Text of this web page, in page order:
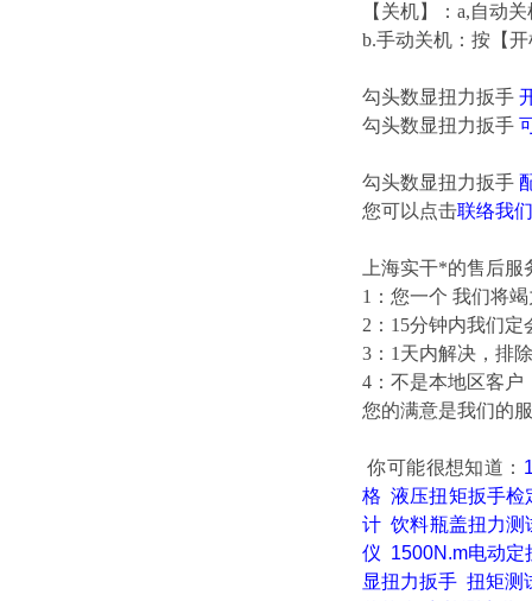
【关机】：a,自动
b.手动关机：按【
勾头数显扭力扳手
勾头数显扭力扳手
勾头数显扭力扳手
您可以点击联络我们
上海实干*的售后服
1：您一个 我们将
2：15分钟内我们
3：1天内解决，排
4：不是本地区客户
您的满意是我们的
你可能很想知道 ：
格 液压扭矩扳手检
计 饮料瓶盖扭力测
仪 1500N.m电动定
显扭力扳手 扭矩测